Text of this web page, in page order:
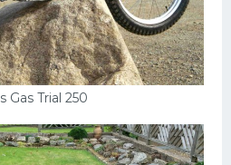
Gas Trial 250